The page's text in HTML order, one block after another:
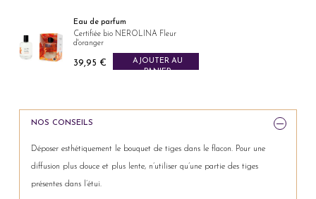
Eau de parfum
Certifiée bio NEROLINA Fleur
d'oranger
Prix
39,95 €
AJOUTER AU
PANIER
NOS CONSEILS
Déposer esthétiquement le bouquet de tiges dans le flacon. Pour une
diffusion plus douce et plus lente, n’utiliser qu’une partie des tiges
présentes dans l’étui.